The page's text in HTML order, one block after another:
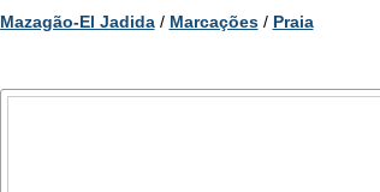
Mazagão-El Jadida/ Marcações/ Praia